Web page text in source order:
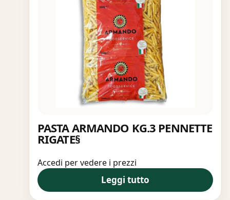
PASTA ARMANDO KG.3 PENNETTE
RIGATE§
Accedi per vedere i prezzi
Leggi tutto